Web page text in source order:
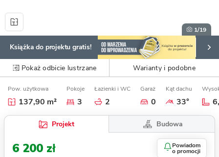
1/19
Książka do projektu gratis!
Pokaż odbicie lustrzane Warianty i podobne
Pow. użytkowa
137,90 m²
Pokoje
3
Łazienki i WC
2
Garaż
0
Kąt dachu
33°
Projekt Budowa
6 200 zł Powiadom
o promocji